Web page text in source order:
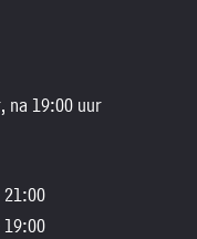
na 19:00 uur
21:00
19:00